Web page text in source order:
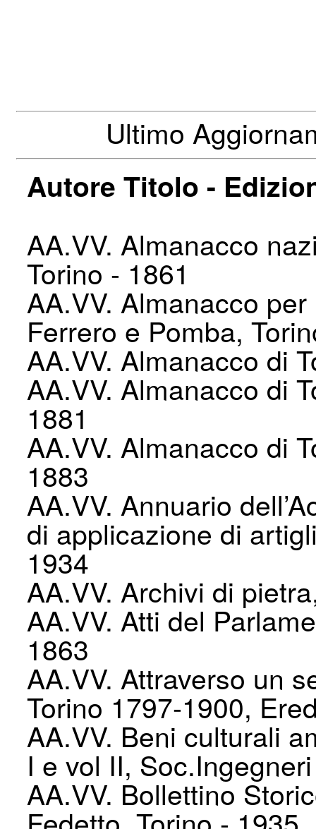
Ultimo
Autore Titolo -
AA.VV. Almanacco
Torino - 1861
AA.VV. Almanacco
Ferrero e Pomba,
AA.VV. Almanacco di
AA.VV. Almanacco di
1881
AA.VV. Almanacco di
1883
AA.VV. Annuario
di applicazione di
1934
AA.VV. Archivi di
AA.VV. Atti del
1863
AA.VV. Attraverso un
Torino 1797-1900,
AA.VV. Beni culturali
I e vol II,
AA.VV. Bollettino